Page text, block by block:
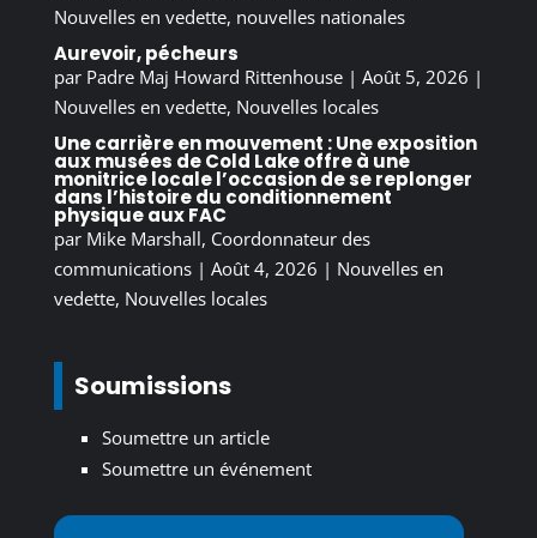
Nouvelles en vedette, nouvelles nationales
Aurevoir, pécheurs
par Padre Maj Howard Rittenhouse| Août 5, 2026 |
Nouvelles en vedette, Nouvelles locales
Une carrière en mouvement : Une exposition
aux musées de Cold Lake offre à une
monitrice locale l’occasion de se replonger
dans l’histoire du conditionnement
physique aux FAC
par Mike Marshall, Coordonnateur des
communications| Août 4, 2026 | Nouvelles en
vedette, Nouvelles locales
Soumissions
Soumettre un article
Soumettre un événement